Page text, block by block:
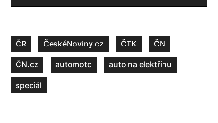
ČR ČeskéNoviny.cz ČTK ČN
ČN.cz automoto auto na elektřinu
speciál